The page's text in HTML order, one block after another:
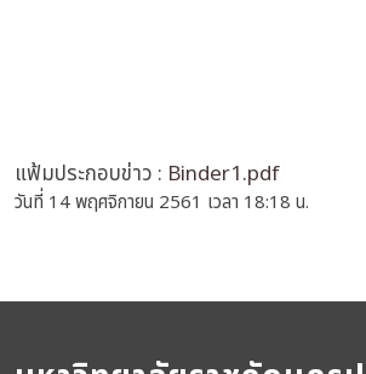
แฟ้มประกอบข่าว : Binder1.pdf
วันที่ 14 พฤศจิกายน 2561 เวลา 18:18 น.